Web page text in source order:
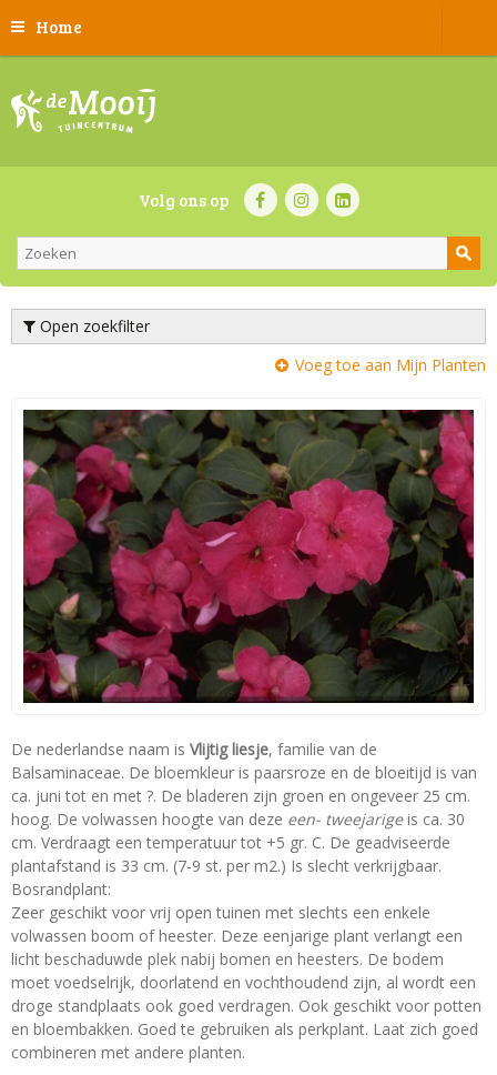
Home
Volg ons op
Open zoekfilter
Voeg toe aan Mijn Planten
De nederlandse naam is Vlijtig liesje, familie van de
Balsaminaceae. De bloemkleur is paarsroze en de bloeitijd is van
ca. juni tot en met ?. De bladeren zijn groen en ongeveer 25 cm.
hoog. De volwassen hoogte van deze een- tweejarigeis ca. 30
cm. Verdraagt een temperatuur tot +5 gr. C. De geadviseerde
plantafstand is 33 cm. (7-9 st. per m2.) Is slecht verkrijgbaar.
Bosrandplant:
Zeer geschikt voor vrij open tuinen met slechts een enkele
volwassen boom of heester. Deze eenjarige plant verlangt een
licht beschaduwde plek nabij bomen en heesters. De bodem
moet voedselrijk, doorlatend en vochthoudend zijn, al wordt een
droge standplaats ook goed verdragen. Ook geschikt voor potten
en bloembakken. Goed te gebruiken als perkplant. Laat zich goed
combineren met andere planten.